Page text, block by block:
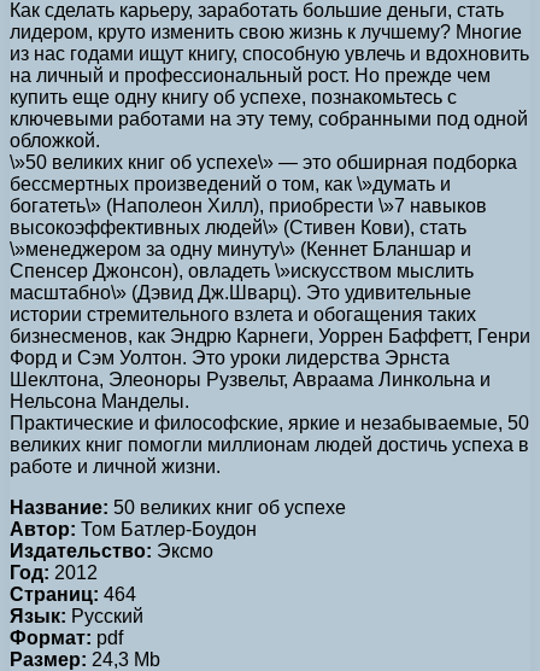
Как сделать карьеру, заработать большие деньги, стать
лидером, круто изменить свою жизнь к лучшему? Многие
из нас годами ищут книгу, способную увлечь и вдохновить
на личный и профессиональный рост. Но прежде чем
купить еще одну книгу об успехе, познакомьтесь с
ключевыми работами на эту тему, собранными под одной
обложкой.
\»50 великих книг об успехе\» — это обширная подборка
бессмертных произведений о том, как \»думать и
богатеть\» (Наполеон Хилл), приобрести \»7 навыков
высокоэффективных людей\» (Стивен Кови), стать
\»менеджером за одну минуту\» (Кеннет Бланшар и
Спенсер Джонсон), овладеть \»искусством мыслить
масштабно\» (Дэвид Дж.Шварц). Это удивительные
истории стремительного взлета и обогащения таких
бизнесменов, как Эндрю Карнеги, Уоррен Баффетт, Генри
Форд и Сэм Уолтон. Это уроки лидерства Эрнста
Шеклтона, Элеоноры Рузвельт, Авраама Линкольна и
Нельсона Манделы.
Практические и философские, яркие и незабываемые, 50
великих книг помогли миллионам людей достичь успеха в
работе и личной жизни.
Название: 50 великих книг об успехе
Автор: Том Батлер-Боудон
Издательство: Эксмо
Год: 2012
Страниц: 464
Язык: Русский
Формат: pdf
Размер: 24,3 Mb